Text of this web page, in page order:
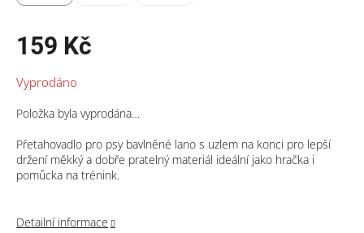
159 Kč
cena:
Vyprodáno
Položka byla vyprodána…
Přetahovadlo pro psy bavlněné lano s uzlem na konci pro lepší
držení měkký a dobře pratelný materiál ideální jako hračka i
pomůcka na trénink.
Detailní informace